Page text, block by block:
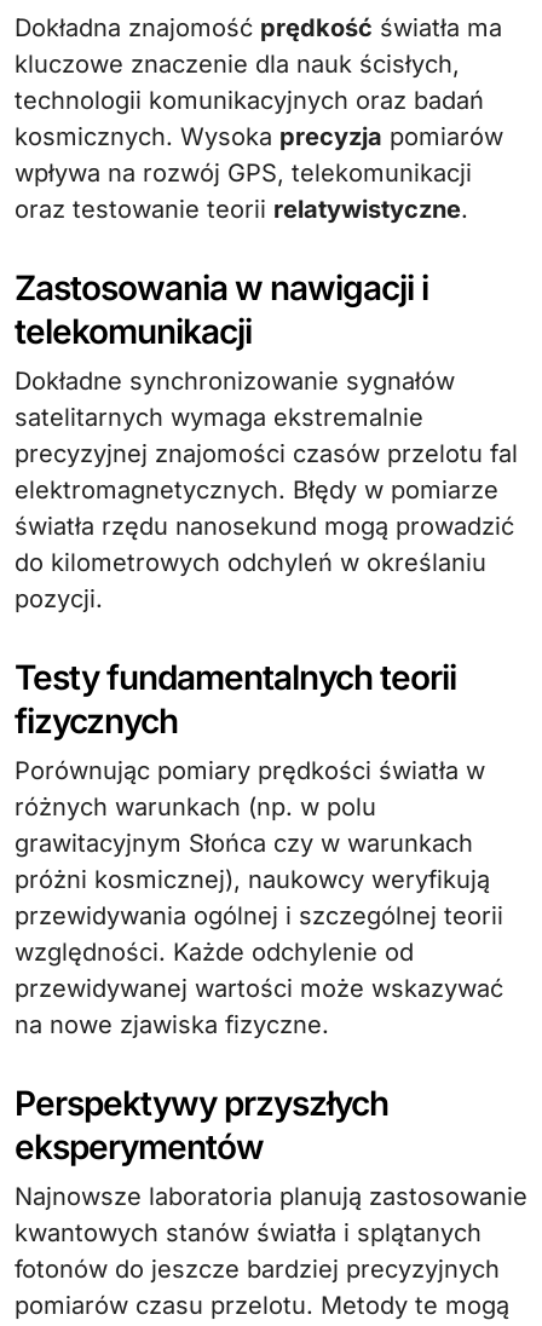
Dokładna znajomość prędkość światła ma
kluczowe znaczenie dla nauk ścisłych,
technologii komunikacyjnych oraz badań
kosmicznych. Wysoka precyzja pomiarów
wpływa na rozwój GPS, telekomunikacji
oraz testowanie teorii relatywistyczne.
Zastosowania w nawigacji i
telekomunikacji
Dokładne synchronizowanie sygnałów
satelitarnych wymaga ekstremalnie
precyzyjnej znajomości czasów przelotu fal
elektromagnetycznych. Błędy w pomiarze
światła rzędu nanosekund mogą prowadzić
do kilometrowych odchyleń w określaniu
pozycji.
Testy fundamentalnych teorii
fizycznych
Porównując pomiary prędkości światła w
różnych warunkach (np. w polu
grawitacyjnym Słońca czy w warunkach
próżni kosmicznej), naukowcy weryfikują
przewidywania ogólnej i szczególnej teorii
względności. Każde odchylenie od
przewidywanej wartości może wskazywać
na nowe zjawiska fizyczne.
Perspektywy przyszłych
eksperymentów
Najnowsze laboratoria planują zastosowanie
kwantowych stanów światła i splątanych
fotonów do jeszcze bardziej precyzyjnych
pomiarów czasu przelotu. Metody te mogą